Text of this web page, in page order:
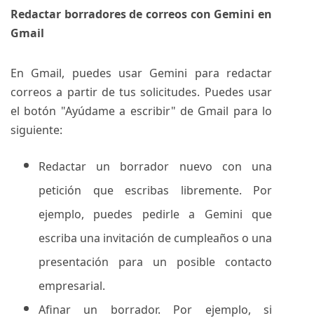
Redactar borradores de correos con Gemini en
Gmail
En Gmail, puedes usar Gemini para redactar
correos a partir de tus solicitudes. Puedes usar
el botón "Ayúdame a escribir" de Gmail para lo
siguiente:
Redactar un borrador nuevo con una
petición que escribas libremente. Por
ejemplo, puedes pedirle a Gemini que
escriba una invitación de cumpleaños o una
presentación para un posible contacto
empresarial.
Afinar un borrador. Por ejemplo, si